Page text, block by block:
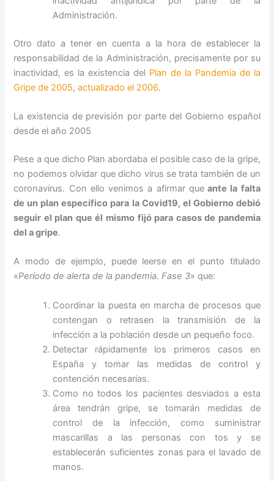
Administración.
Otro dato a tener en cuenta a la hora de establecer la
responsabilidad de la Administración, precisamente por su
inactividad, es la existencia del Plan de la Pandemia de la
Gripe de 2005,actualizado el 2006.
La existencia de previsión por parte del Gobierno español
desde el año 2005
Pese a que dicho Plan abordaba el posible caso de la gripe,
no podemos olvidar que dicho virus se trata también de un
coronavirus. Con ello venimos a afirmar queante la falta
de un plan específico para la Covid19, el Gobierno debió
seguir el plan que él mismo fijó para casos de pandemia
del a gripe.
A modo de ejemplo, puede leerse en el punto titulado
«Período de alerta de la pandemia. Fase 3» que:
Coordinar la puesta en marcha de procesos que
contengan o retrasen la transmisión de la
infección a la población desde un pequeño foco.
Detectar rápidamente los primeros casos en
España y tomar las medidas de control y
contención necesarias.
Como no todos los pacientes desviados a esta
área tendrán gripe, se tomarán medidas de
control de la infección, como suministrar
mascarillas a las personas con tos y se
establecerán suficientes zonas para el lavado de
manos.